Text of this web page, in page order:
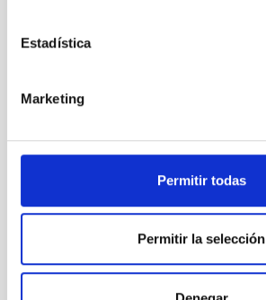
Estadística
Marketing
Permitir todas
Permitir la selección